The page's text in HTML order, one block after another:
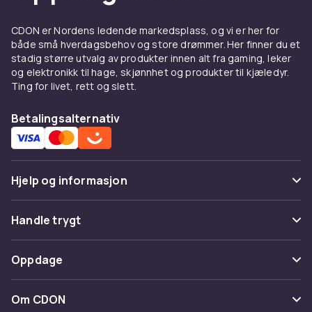
med tiden og kan påvirka kvaliteten på dina
utskrifter. Gjennom att byta ut slitna
komponenter kan du behål la precisionen og
undvika problem som ojämna lager eller dårlig
vidhäftning.
utskriftskvalitet
Tilbehør som byggytor, lim og andra lösningar
Det minker risken for misslyckade utskrifter og
gjør processen mer förutsägbar.
For hobby, skapande og
tekniska projekt
3d-printing används i allt fra hobbyprojekt og
kreativa idéer till mer tekniska konstruktioner.
CDON er Nordens ledende markedsplass, og vi er her for
både små hverdagsbehov og store drømmer. Her finner du et
stadig større utvalg av produkter innen alt fra gaming, leker
og elektronikk til hage, skjønnhet og produkter til kjæledyr.
Ting for livet, rett og slett.
Betalingsalternativ
Hjelp og informasjon
Vanlige spørsmål
Spor pakke
Angre & returner her
Kontakt oss
Handle trygt
Betaling
Levering
Oppdage
Kategorier
Om CDON